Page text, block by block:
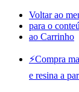
Voltar ao
para o
ao Carrinho
⚡️Compra
e resina a